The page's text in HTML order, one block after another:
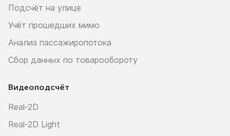
Подсчёт на улице
Учёт прошедших мимо
Анализ пассажиропотока
Сбор данных по товарообороту
Видеоподсчёт
Real-2D
Real-2D Light